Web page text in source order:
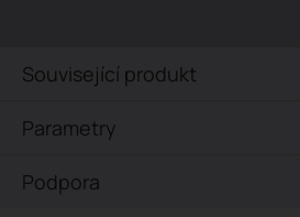
Související produkt
Parametry
Podpora